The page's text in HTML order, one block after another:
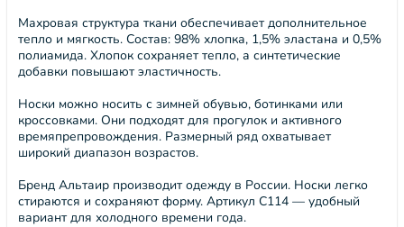
Махровая структура ткани обеспечивает дополнительное
тепло и мягкость. Состав: 98% хлопка, 1,5% эластана и 0,5%
полиамида. Хлопок сохраняет тепло, а синтетические
добавки повышают эластичность.
Носки можно носить с зимней обувью, ботинками или
кроссовками. Они подходят для прогулок и активного
времяпрепровождения. Размерный ряд охватывает
широкий диапазон возрастов.
Бренд Альтаир производит одежду в России. Носки легко
стираются и сохраняют форму. Артикул С114 — удобный
вариант для холодного времени года.